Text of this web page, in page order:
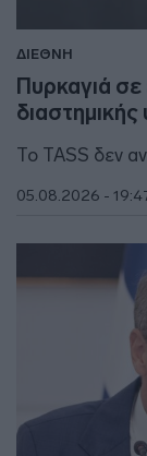
ΔΙΕΘΝΗ
Πυρκαγιά
Το TASS δεν
05.08.2026 -